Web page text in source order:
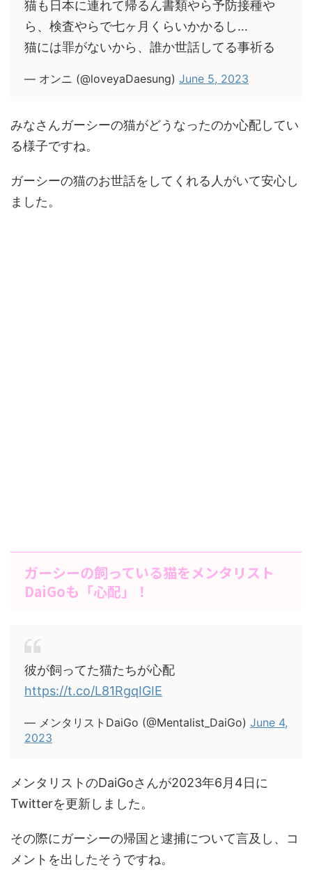
猫も日本に連れて帰るん書類やら予防接種や
ら、検査やらで七ヶ月くらいかかるし…
猫には罪がないから、誰か世話してる事祈る
— オンニ (@loveyaDaesung) June 5, 2023
みなさんガーシーの猫がどうなったのか心配してい
る様子ですね。
ガーシーの猫のお世話をしてくれる人がいて安心し
ました。
ガーシーの飼っている猫をメンタリスト
DaiGoも「心配」！
彼が飼ってた猫たちが心配
https://t.co/L81RgqIGIE
— メンタリストDaiGo (@Mentalist_DaiGo) June 4,
2023
メンタリストのDaiGoさんが2023年6月4日に
Twitterを更新しました。
その際にガーシーの帰国と逮捕について言及し、コ
メントを出したそうですね。